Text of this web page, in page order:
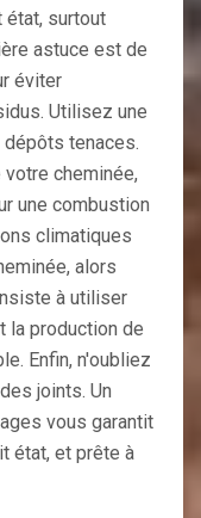
état, surtout
astuce est de
éviter
Utilisez une
tenaces.
cheminée,
une combustion
climatiques
alors
à utiliser
la production de
Enfin, n'oubliez
joints. Un
vous garantit
état, et prête à